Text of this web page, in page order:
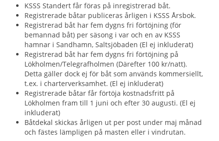
KSSS Standert får föras på inregistrerad båt.
Registrerade båtar publiceras årligen i KSSS Årsbok.
Registrerad båt har fem dygns fri förtöjning (för
bemannad båt) per säsong i var och en av KSSS
hamnar i Sandhamn, Saltsjöbaden (El ej inkluderat)
Registrerad båt har fem dygns fri förtöjning på
Lökholmen/Telegrafholmen (Därefter 100 kr/natt).
Detta gäller dock ej för båt som används kommersiellt,
t.ex. i charterverksamhet. (El ej inkluderat)
Registrerade båtar får förtöja kostnadsfritt på
Lökholmen fram till 1 juni och efter 30 augusti. (El ej
inkluderat)
Båtdekal skickas årligen ut per post under maj månad
och fästes lämpligen på masten eller i vindrutan.